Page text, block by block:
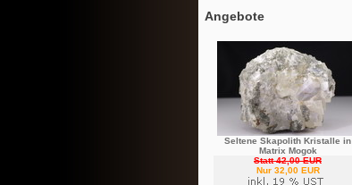
Angebote
Seltene Skapolith Kristalle in
Matrix Mogok
Statt 42,00 EUR
Nur 32,00 EUR